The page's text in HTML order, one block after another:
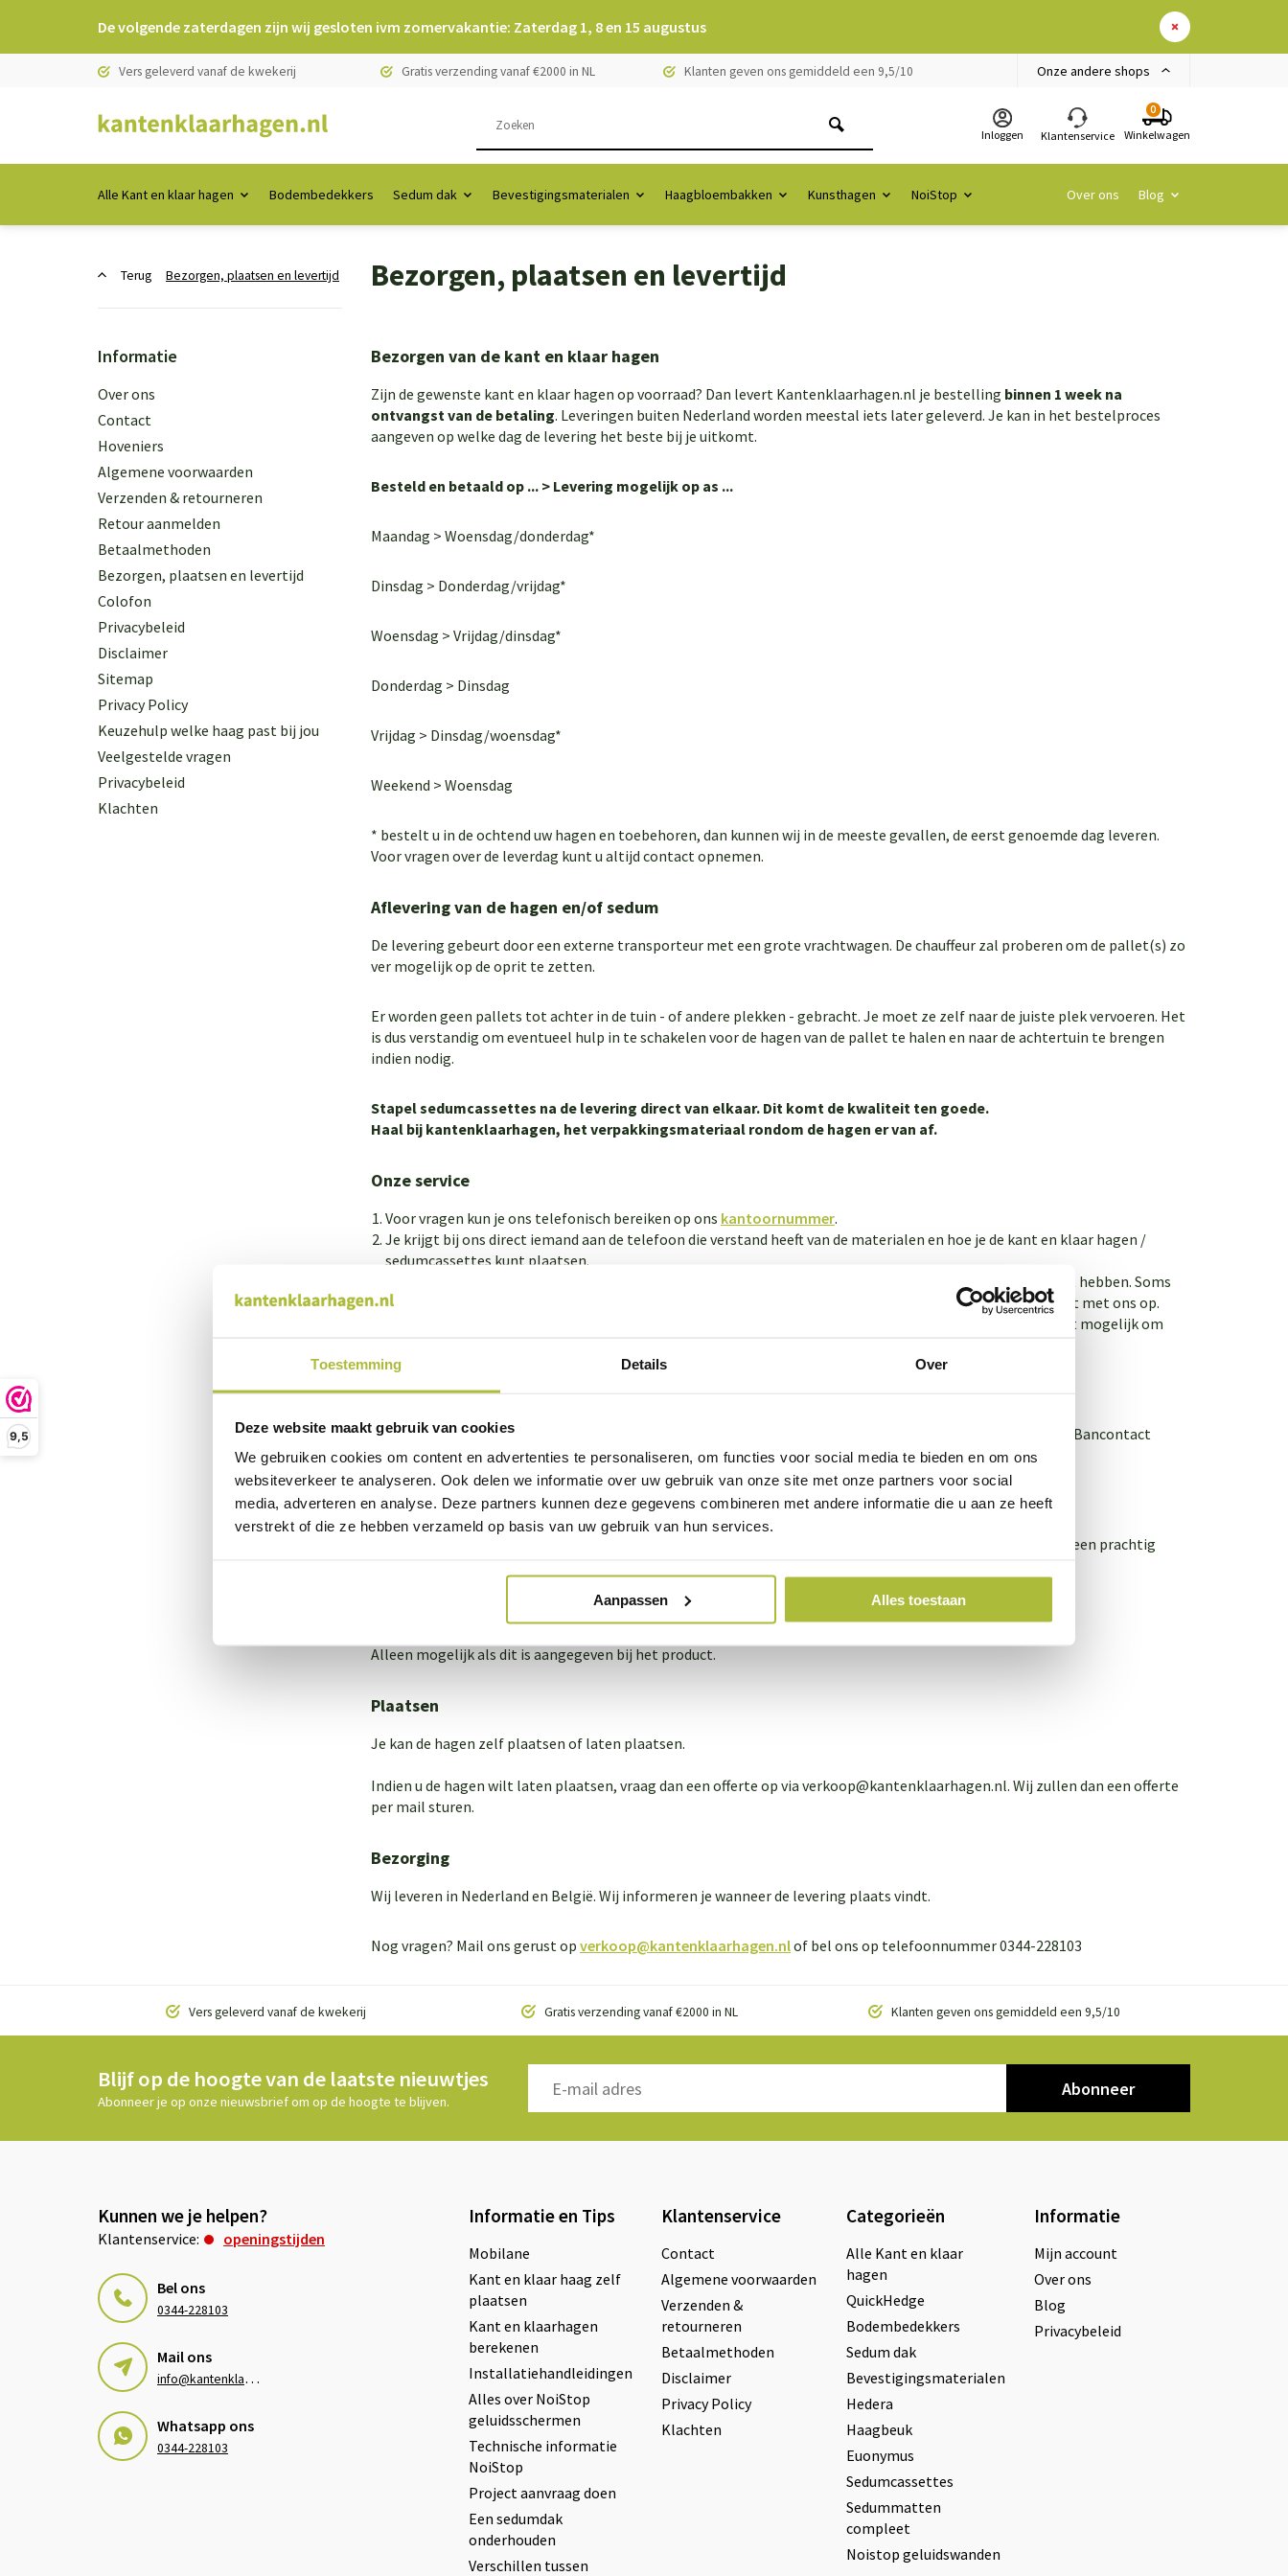
Toestemming Details Over
Deze website maakt gebruik van cookies
We gebruiken cookies om content en advertenties te personaliseren, om functies voor social media te bieden en om ons
websiteverkeer te analyseren. Ook delen we informatie over uw gebruik van onze site met onze partners voor social
media, adverteren en analyse. Deze partners kunnen deze gegevens combineren met andere informatie die u aan ze heeft
verstrekt of die ze hebben verzameld op basis van uw gebruik van hun services.
Aanpassen Alles toestaan
9,5
De volgende zaterdagen zijn wij gesloten ivm zomervakantie: Zaterdag 1, 8 en 15 augustus
Vers geleverd vanaf de kwekerij Gratis verzending vanaf €2000 in NL Klanten geven ons gemiddeld een 9,5/10 Onze andere shops
Inloggen Klantenservice
0
Winkelwagen
Alle Kant en klaar hagen Bodembedekkers Sedum dak Bevestigingsmaterialen Haagbloembakken Kunsthagen NoiStop Over ons Blog
Terug Bezorgen, plaatsen en levertijd Bezorgen, plaatsen en levertijd
Informatie
Over ons
Contact
Hoveniers
Algemene voorwaarden
Verzenden & retourneren
Retour aanmelden
Betaalmethoden
Bezorgen, plaatsen en levertijd
Colofon
Privacybeleid
Disclaimer
Sitemap
Privacy Policy
Keuzehulp welke haag past bij jou
Veelgestelde vragen
Privacybeleid
Klachten
Bezorgen van de kant en klaar hagen
Zijn de gewenste kant en klaar hagen op voorraad? Dan levert Kantenklaarhagen.nl je bestelling binnen 1 week na
ontvangst van de betaling. Leveringen buiten Nederland worden meestal iets later geleverd. Je kan in het bestelproces
aangeven op welke dag de levering het beste bij je uitkomt.
Besteld en betaald op ... > Levering mogelijk op as ...
Maandag > Woensdag/donderdag*
Dinsdag > Donderdag/vrijdag*
Woensdag > Vrijdag/dinsdag*
Donderdag > Dinsdag
Vrijdag > Dinsdag/woensdag*
Weekend > Woensdag
* bestelt u in de ochtend uw hagen en toebehoren, dan kunnen wij in de meeste gevallen, de eerst genoemde dag leveren.
Voor vragen over de leverdag kunt u altijd contact opnemen.
Aflevering van de hagen en/of sedum
De levering gebeurt door een externe transporteur met een grote vrachtwagen. De chauffeur zal proberen om de pallet(s) zo
ver mogelijk op de oprit te zetten.
Er worden geen pallets tot achter in de tuin - of andere plekken - gebracht. Je moet ze zelf naar de juiste plek vervoeren. Het
is dus verstandig om eventueel hulp in te schakelen voor de hagen van de pallet te halen en naar de achtertuin te brengen
indien nodig.
Stapel sedumcassettes na de levering direct van elkaar. Dit komt de kwaliteit ten goede.
Haal bij kantenklaarhagen, het verpakkingsmateriaal rondom de hagen er van af.
Onze service
Voor vragen kun je ons telefonisch bereiken op ons kantoornummer.
Je krijgt bij ons direct iemand aan de telefoon die verstand heeft van de materialen en hoe je de kant en klaar hagen /
sedumcassettes kunt plaatsen.
Je kunt bij het gewenste product aangeven welke dag voor je mogelijk is dat je de producten geleverd wilt hebben. Soms
kan het na telefonisch overleg nog iets eerder als je vroeg op de dag bestelt. Neemt hiervoor even contact met ons op.
Op de leverdag kun je ons in de ochtend bellen voor een tijdsindicatie van de levering op die dag. Het is niet mogelijk om
Veilig betalen
Betaal mogelijkheid in je eigen bankomgeving middels Ideal. Verdere betaalmethodes zijn: Vooruitbetalen, Bancontact
(België), Giropay (Duitsland), Visa/Mastercard.
Direct resultaat
Als je eenmaal de bestelling hebt geplaatst, dan leveren wij volgens afspraak en heb je in een handomdraai een prachtig
Bestelling zelf afhalen
Alleen mogelijk als dit is aangegeven bij het product.
Plaatsen
Je kan de hagen zelf plaatsen of laten plaatsen.
Indien u de hagen wilt laten plaatsen, vraag dan een offerte op via verkoop@kantenklaarhagen.nl. Wij zullen dan een offerte
per mail sturen.
Bezorging
Wij leveren in Nederland en België. Wij informeren je wanneer de levering plaats vindt.
Nog vragen? Mail ons gerust op verkoop@kantenklaarhagen.nlof bel ons op telefoonnummer 0344-228103
Vers geleverd vanaf de kwekerij Gratis verzending vanaf €2000 in NL Klanten geven ons gemiddeld een 9,5/10
Blijf op de hoogte van de laatste nieuwtjes
Abonneer je op onze nieuwsbrief om op de hoogte te blijven.
Abonneer
Kunnen we je helpen?
Klantenservice: openingstijden
Bel ons
0344-228103
Mail ons
i
nfo@kantenklaarhagen.nl
Whatsapp ons
0344-228103
Informatie en Tips
Mobilane
Kant en klaar haag zelf
plaatsen
Kant en klaarhagen
berekenen
Installatiehandleidingen
Alles over NoiStop
geluidsschermen
Technische informatie
NoiStop
Project aanvraag doen
Een sedumdak
onderhouden
Verschillen tussen
Klantenservice
Contact
Algemene voorwaarden
Verzenden &
retourneren
Betaalmethoden
Disclaimer
Privacy Policy
Klachten
Categorieën
Alle Kant en klaar
hagen
QuickHedge
Bodembedekkers
Sedum dak
Bevestigingsmaterialen
Hedera
Haagbeuk
Euonymus
Sedumcassettes
Sedummatten
compleet
Noistop geluidswanden
Informatie
Mijn account
Over ons
Blog
Privacybeleid